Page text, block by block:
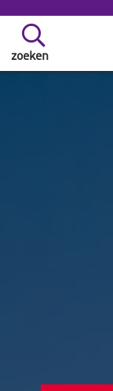
zoeken